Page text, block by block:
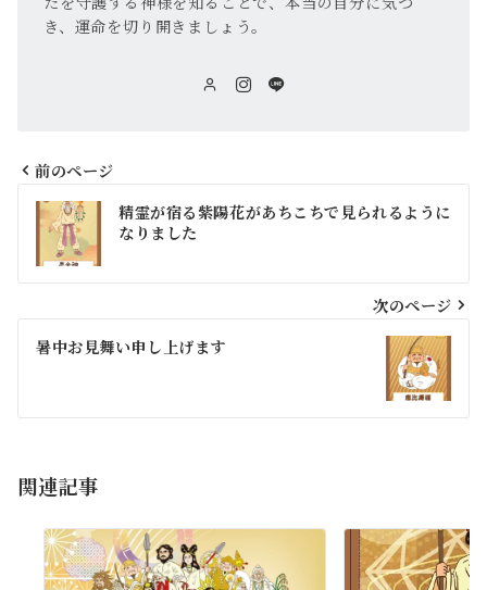
き、運命を切り開きましょう。
前のページ
精霊が宿る紫陽花があちこちで見られるように
なりました
次のページ
暑中お見舞い申し上げます
関連記事